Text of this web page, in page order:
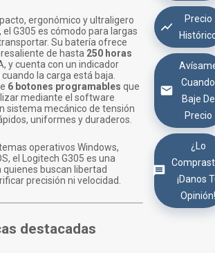
Precio
Cuando
Baje De
Precio
¿Lo
¡Danos
ergonómico y ultraligero
, el G305 es cómodo para largas
Su batería ofrece
de hasta 250 horas
y cuenta con un indicador
la carga está baja.
6 botones programables que
mediante el software
sistema mecánico de tensión
uniformes y duraderos.
operativos Windows,
el Logitech G305 es una
buscan libertad
precisión ni velocidad.
destacadas